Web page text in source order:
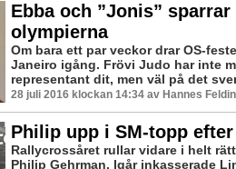
Ebba och ”Jonis” sparrar
olympierna
Om bara ett par veckor drar OS-
Janeiro igång. Frövi Judo har inte
representant dit, men väl på det
28 juli 2016 klockan 14:34 av Hannes
Philip upp i SM-topp
Rallycrossåret rullar vidare i helt
Philip Gehrman. Igår inkasserade